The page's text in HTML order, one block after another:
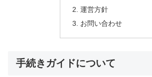
運営方針
お問い合わせ
手続きガイドについて